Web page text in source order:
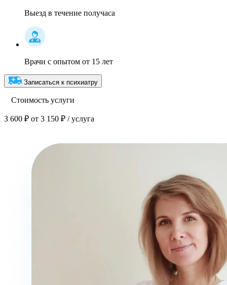
Выезд в течение получаса
Врачи с опытом от 15 лет
Записаться к психиатру
Стоимость услуги
3 600 ₽ от 3 150 ₽ / услуга